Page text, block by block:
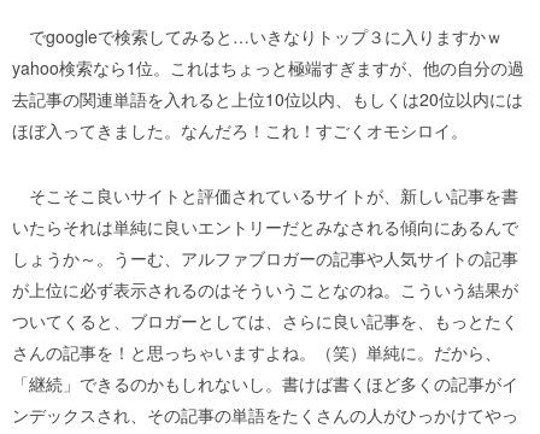
でgoogleで検索してみると…いきなりトップ３に入りますかｗ
yahoo検索なら1位。これはちょっと極端すぎますが、他の自分の過
去記事の関連単語を入れると上位10位以内、もしくは20位以内には
ほぼ入ってきました。なんだろ！これ！すごくオモシロイ。
そこそこ良いサイトと評価されているサイトが、新しい記事を書
いたらそれは単純に良いエントリーだとみなされる傾向にあるんで
しょうか～。うーむ、アルファブロガーの記事や人気サイトの記事
が上位に必ず表示されるのはそういうことなのね。こういう結果が
ついてくると、ブロガーとしては、さらに良い記事を、もっとたく
さんの記事を！と思っちゃいますよね。（笑）単純に。だから、
「継続」できるのかもしれないし。書けば書くほど多くの記事がイ
ンデックスされ、その記事の単語をたくさんの人がひっかけてやっ